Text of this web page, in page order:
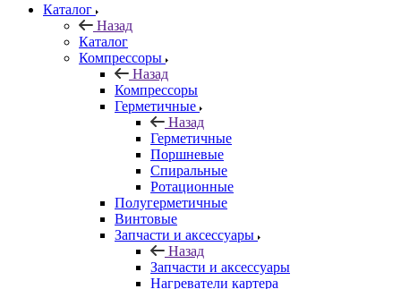
Каталог
Назад
Каталог
Компрессоры
Назад
Компрессоры
Герметичные
Назад
Герметичные
Поршневые
Спиральные
Ротационные
Полугерметичные
Винтовые
Запчасти и аксессуары
Назад
Запчасти и аксессуары
Нагреватели картера